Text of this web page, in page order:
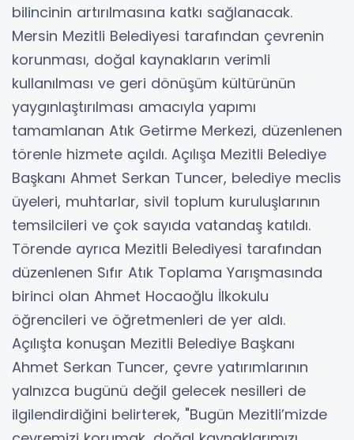
bilincinin artırılmasına katkı sağlanacak.
Mersin Mezitli Belediyesi tarafından çevrenin
korunması, doğal kaynakların verimli
kullanılması ve geri dönüşüm kültürünün
yaygınlaştırılması amacıyla yapımı
tamamlanan Atık Getirme Merkezi, düzenlenen
törenle hizmete açıldı. Açılışa Mezitli Belediye
Başkanı Ahmet Serkan Tuncer, belediye meclis
üyeleri, muhtarlar, sivil toplum kuruluşlarının
temsilcileri ve çok sayıda vatandaş katıldı.
Törende ayrıca Mezitli Belediyesi tarafından
düzenlenen Sıfır Atık Toplama Yarışmasında
birinci olan Ahmet Hocaoğlu İlkokulu
öğrencileri ve öğretmenleri de yer aldı.
Açılışta konuşan Mezitli Belediye Başkanı
Ahmet Serkan Tuncer, çevre yatırımlarının
yalnızca bugünü değil gelecek nesilleri de
ilgilendirdiğini belirterek, "Bugün Mezitli’mizde